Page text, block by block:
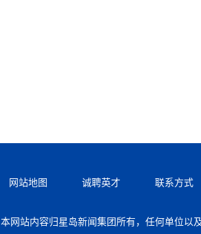
网站地图 诚聘英才 联系方式
本网站内容归星岛新闻集团所有，任何单位以